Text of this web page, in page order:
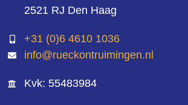
2521 RJ Den Haag
+31 (0)6 4610 1036
info@rueckontruimingen.nl
Kvk: 55483984